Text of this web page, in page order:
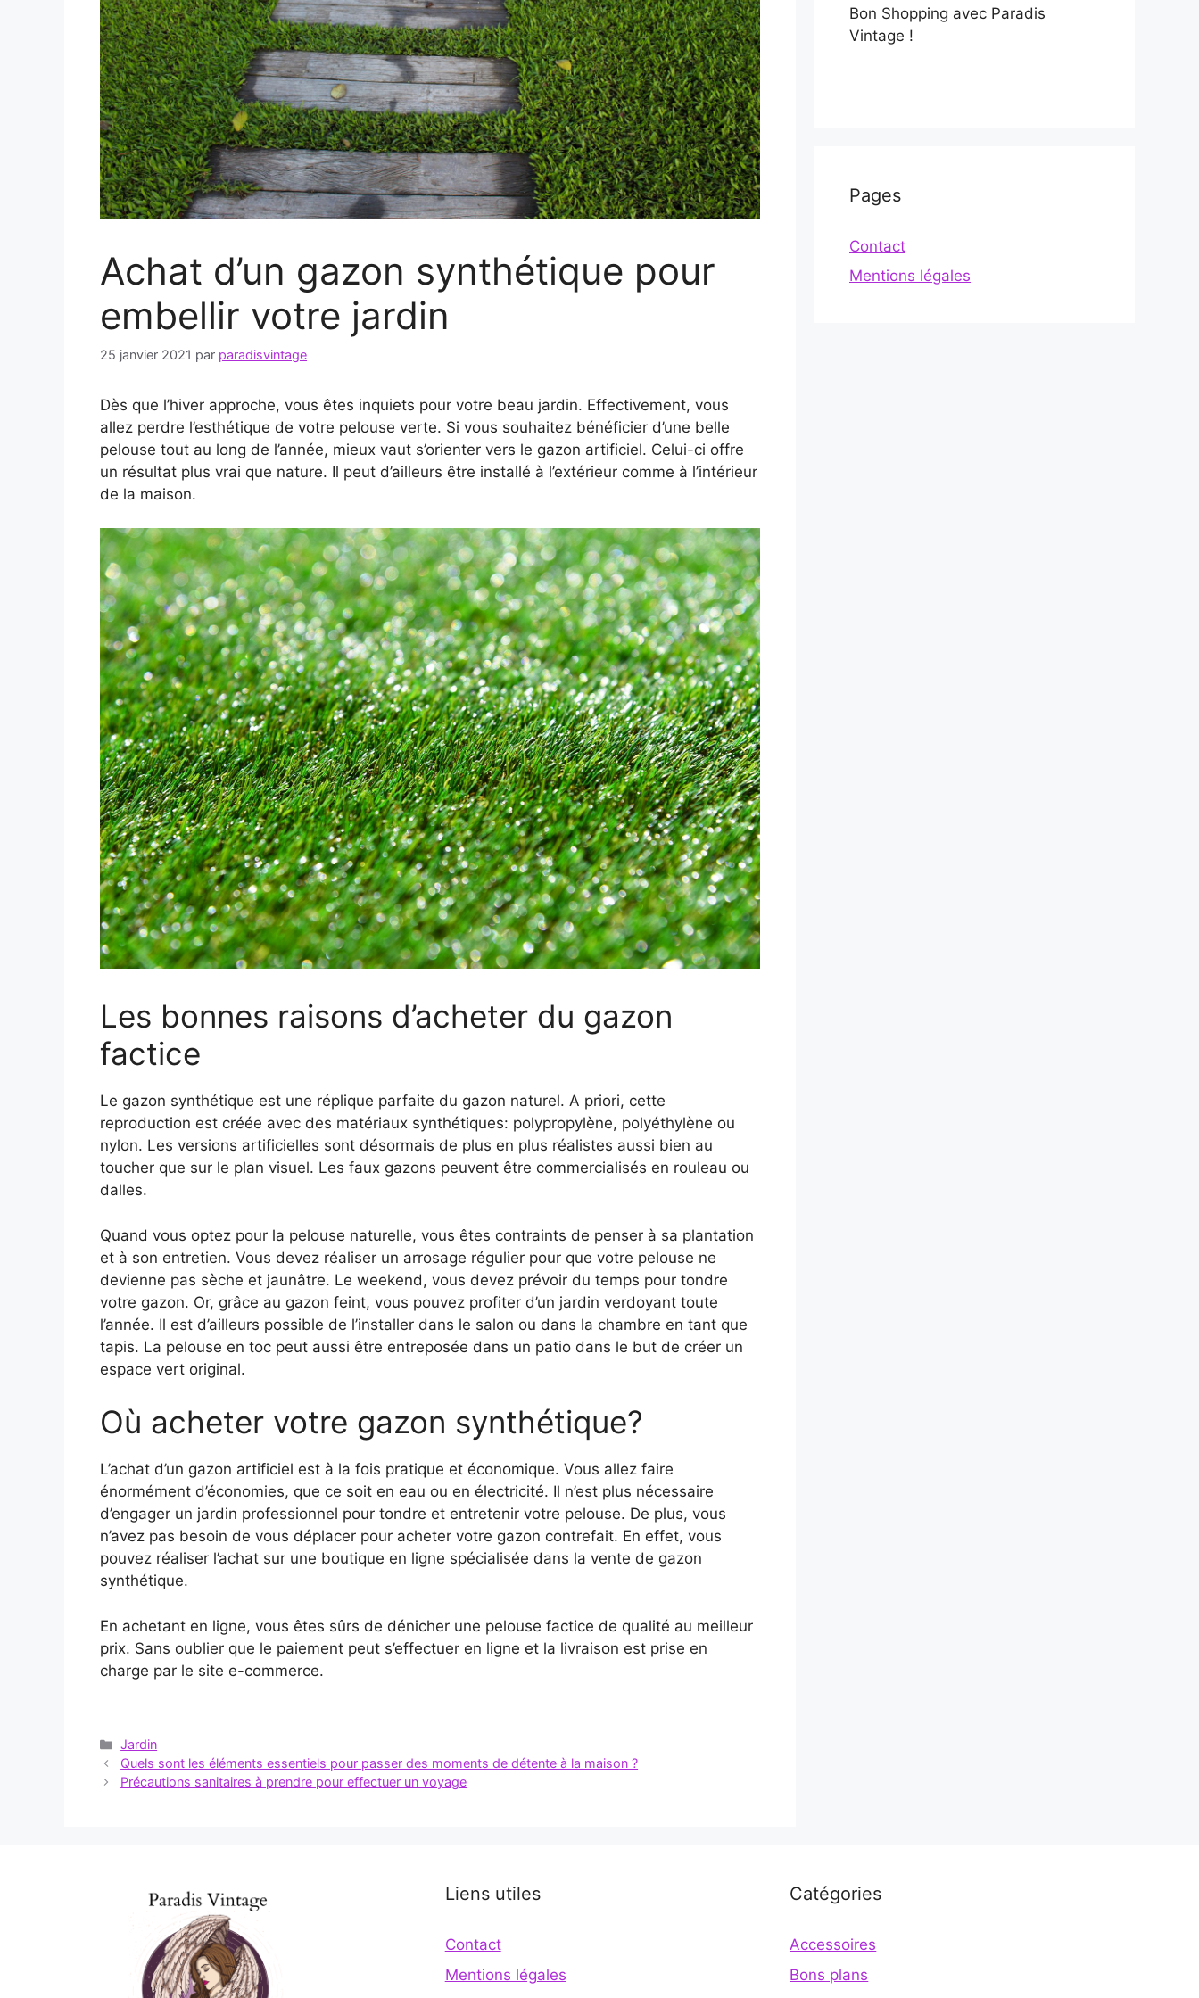
Achat d’un gazon synthétique pour
embellir votre jardin
25 janvier 2021 par paradisvintage
Dès que l’hiver approche, vous êtes inquiets pour votre beau jardin. Effectivement, vous
allez perdre l’esthétique de votre pelouse verte. Si vous souhaitez bénéficier d’une belle
pelouse tout au long de l’année, mieux vaut s’orienter vers le gazon artificiel. Celui-ci offre
un résultat plus vrai que nature. Il peut d’ailleurs être installé à l’extérieur comme à l’intérieur
de la maison.
Les bonnes raisons d’acheter du gazon
factice
Le gazon synthétique est une réplique parfaite du gazon naturel. A priori, cette
reproduction est créée avec des matériaux synthétiques: polypropylène, polyéthylène ou
nylon. Les versions artificielles sont désormais de plus en plus réalistes aussi bien au
toucher que sur le plan visuel. Les faux gazons peuvent être commercialisés en rouleau ou
dalles.
Quand vous optez pour la pelouse naturelle, vous êtes contraints de penser à sa plantation
et à son entretien. Vous devez réaliser un arrosage régulier pour que votre pelouse ne
devienne pas sèche et jaunâtre. Le weekend, vous devez prévoir du temps pour tondre
votre gazon. Or, grâce au gazon feint, vous pouvez profiter d’un jardin verdoyant toute
l’année. Il est d’ailleurs possible de l’installer dans le salon ou dans la chambre en tant que
tapis. La pelouse en toc peut aussi être entreposée dans un patio dans le but de créer un
espace vert original.
Où acheter votre gazon synthétique?
L’achat d’un gazon artificiel est à la fois pratique et économique. Vous allez faire
énormément d’économies, que ce soit en eau ou en électricité. Il n’est plus nécessaire
d’engager un jardin professionnel pour tondre et entretenir votre pelouse. De plus, vous
n’avez pas besoin de vous déplacer pour acheter votre gazon contrefait. En effet, vous
pouvez réaliser l’achat sur une boutique en ligne spécialisée dans la vente de gazon
synthétique.
En achetant en ligne, vous êtes sûrs de dénicher une pelouse factice de qualité au meilleur
prix. Sans oublier que le paiement peut s’effectuer en ligne et la livraison est prise en
charge par le site e-commerce.
Catégories
Jardin
Quels sont les éléments essentiels pour passer des moments de détente à la maison ?
Précautions sanitaires à prendre pour effectuer un voyage
Bon Shopping avec Paradis
Vintage !
Pages
Contact
Mentions légales
Liens utiles
Contact
Mentions légales
Catégories
Accessoires
Bons plans